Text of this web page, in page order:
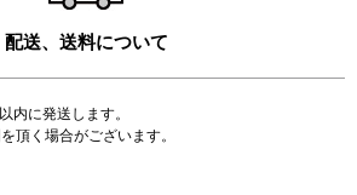
配送、送料について
内に発送します。
頂く場合がございます。